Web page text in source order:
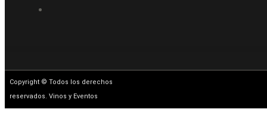
Copyright © Todos los derechos
reservados. Vinos y Eventos